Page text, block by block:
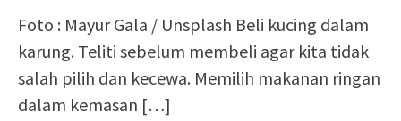
Foto : Mayur Gala / Unsplash Beli kucing dalam
karung. Teliti sebelum membeli agar kita tidak
salah pilih dan kecewa. Memilih makanan ringan
dalam kemasan […]